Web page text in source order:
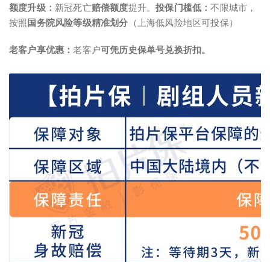
额度升级： 新冠死亡赔偿额度提升。投保门槛低：不限城市，
按照国务院风险等级精准划分 （上海低风险地区可投保）
老客户享优惠：老客户可凭历史保单号兑换折扣。